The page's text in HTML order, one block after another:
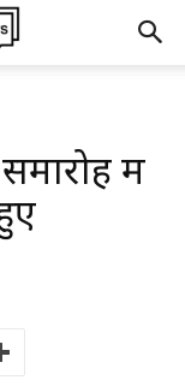
में